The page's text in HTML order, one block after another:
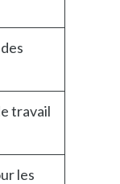
travail
les